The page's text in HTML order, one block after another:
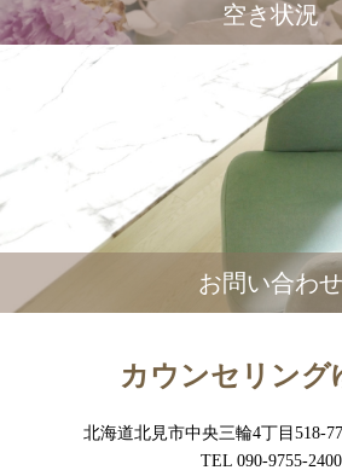
空き状況
お問い合わせ
カウンセリング
北海道北見市中央三輪4丁目518-
TEL 090-9755-2400